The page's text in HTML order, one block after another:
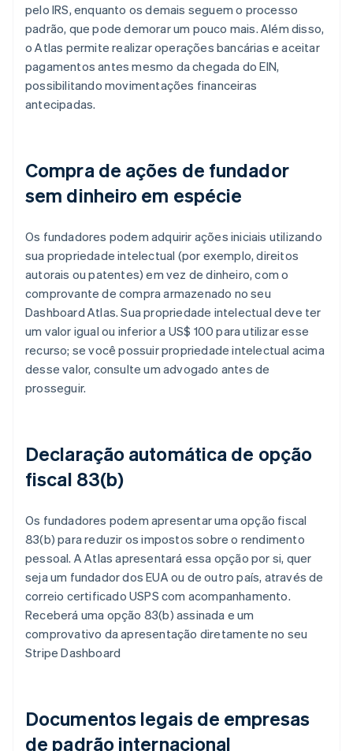
pelo IRS, enquanto os demais seguem o processo
padrão, que pode demorar um pouco mais. Além disso,
o Atlas permite realizar operações bancárias e aceitar
pagamentos antes mesmo da chegada do EIN,
possibilitando movimentações financeiras
antecipadas.
Compra de ações de fundador
sem dinheiro em espécie
Os fundadores podem adquirir ações iniciais utilizando
sua propriedade intelectual (por exemplo, direitos
autorais ou patentes) em vez de dinheiro, com o
comprovante de compra armazenado no seu
Dashboard Atlas. Sua propriedade intelectual deve ter
um valor igual ou inferior a US$ 100 para utilizar esse
recurso; se você possuir propriedade intelectual acima
desse valor, consulte um advogado antes de
prosseguir.
Declaração automática de opção
fiscal 83(b)
Os fundadores podem apresentar uma opção fiscal
83(b) para reduzir os impostos sobre o rendimento
pessoal. A Atlas apresentará essa opção por si, quer
seja um fundador dos EUA ou de outro país, através de
correio certificado USPS com acompanhamento.
Receberá uma opção 83(b) assinada e um
comprovativo da apresentação diretamente no seu
Stripe Dashboard
Documentos legais de empresas
de padrão internacional